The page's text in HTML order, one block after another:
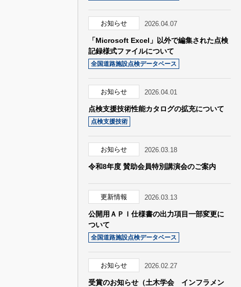
お知らせ 2026.04.07
全国道路施設点検データベース
「Microsoft Excel」以外で編集された点検
記録様式ファイルについて
お知らせ 2026.04.01
点検支援技術
点検支援技術性能カタログの拡充について
お知らせ 2026.03.18
令和8年度 賛助会員特別講演会のご案内
更新情報 2026.03.13
全国道路施設点検データベース
公開用ＡＰＩ仕様書の出力項目一部変更に
ついて
お知らせ 2026.02.27
受賞のお知らせ（土木学会 インフラメン